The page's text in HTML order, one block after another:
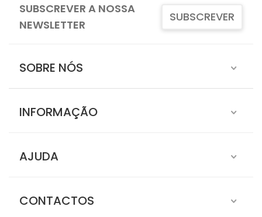
SUBSCREVER A NOSSA
NEWSLETTER
SUBSCREVER
SOBRE NÓS
INFORMAÇÃO
AJUDA
CONTACTOS